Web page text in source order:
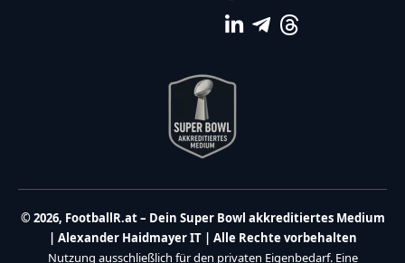
© 2026, FootballR.at – Dein Super Bowl akkreditiertes Medium
| Alexander Haidmayer IT | Alle Rechte vorbehalten
Nutzung ausschließlich für den privaten Eigenbedarf. Eine